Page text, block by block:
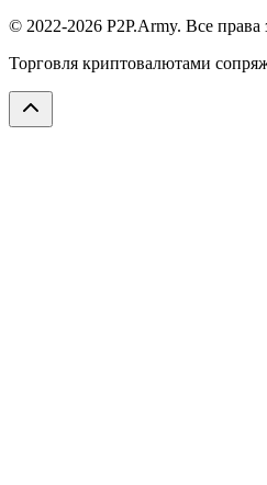
© 2022-2026 P2P.Army. Все
Торговля криптовалютами